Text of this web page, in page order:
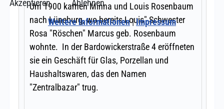
Akzeptieren
Ablehnen
Weitere Informationen|Impressum